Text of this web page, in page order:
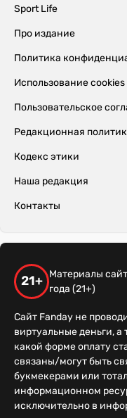
Sport Life
Про издание
Политика
Использование cookies
Пользовательское
Редакционная
Кодекс этики
Наша редакция
Контакты
21+
Материалы
года (21+)
Сайт Fanday не
виртуальные деньги,
какой форме оплату
связаны/могут быть
букмекерами или
информационном
исключительно в